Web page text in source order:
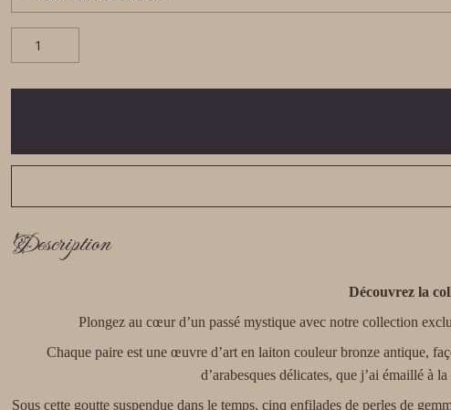
Description
Découvrez la
Plongez au cœur d’un passé mystique avec notre collection
Chaque paire est une œuvre d’art en laiton couleur bronze antique,
d’arabesques délicates, que j’ai émaillé à
Sous cette goutte suspendue dans le temps, cinq enfilades de perles de